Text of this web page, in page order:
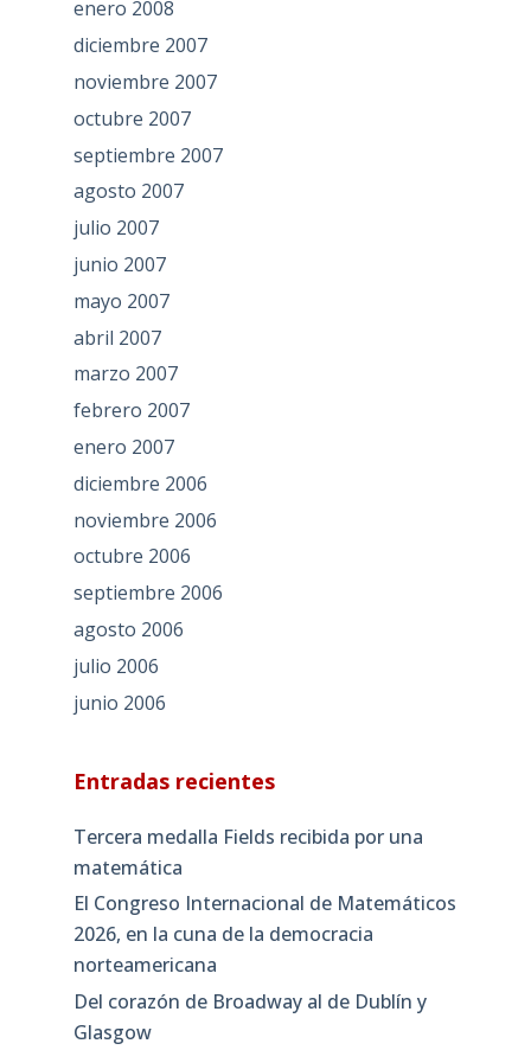
enero 2008
diciembre 2007
noviembre 2007
octubre 2007
septiembre 2007
agosto 2007
julio 2007
junio 2007
mayo 2007
abril 2007
marzo 2007
febrero 2007
enero 2007
diciembre 2006
noviembre 2006
octubre 2006
septiembre 2006
agosto 2006
julio 2006
junio 2006
Entradas recientes
Tercera medalla Fields recibida por una
matemática
El Congreso Internacional de Matemáticos
2026, en la cuna de la democracia
norteamericana
Del corazón de Broadway al de Dublín y
Glasgow